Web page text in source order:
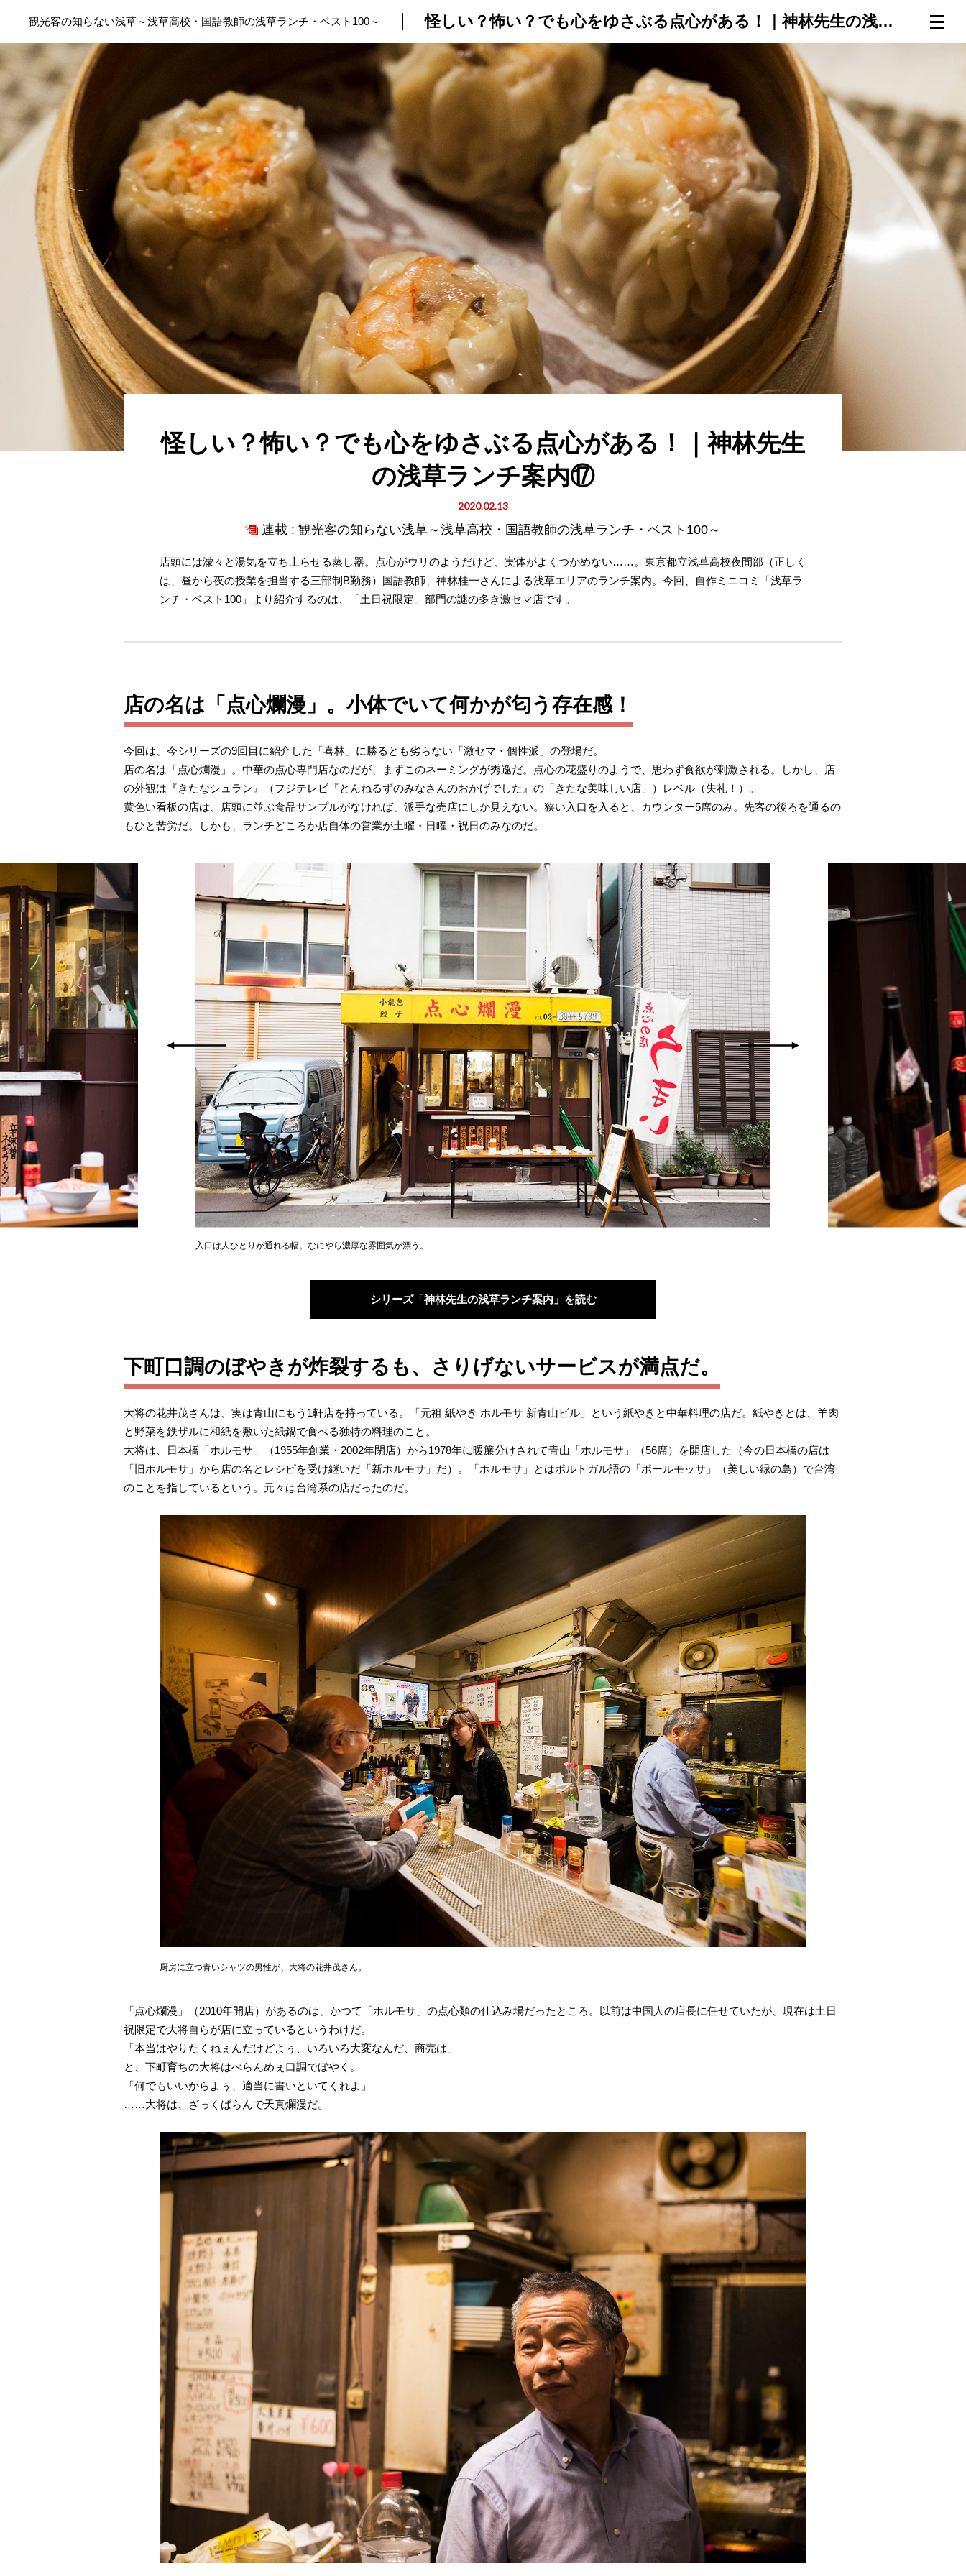
トップ プロが教えるレシピ 厳選！店探し 食のストーリー 連載一覧 倶楽部入会 （無料） ログイン
観光客の知らない浅草～浅草高校・国語教師の浅草ランチ・ベスト100～ 怪しい？怖い？でも心をゆさぶる点心がある！｜神林先生の浅草ランチ案内⑰
怪しい？怖い？でも心をゆさぶる点心がある！｜神林先生
の浅草ランチ案内⑰
2020.02.13
連載 : 観光客の知らない浅草～浅草高校・国語教師の浅草ランチ・ベスト100～
店頭には濛々と湯気を立ち上らせる蒸し器。点心がウリのようだけど、実体がよくつかめない……。東京都立浅草高校夜間部（正しく
は、昼から夜の授業を担当する三部制B勤務）国語教師、神林桂一さんによる浅草エリアのランチ案内。今回、自作ミニコミ「浅草ラ
ンチ・ベスト100」より紹介するのは、「土日祝限定」部門の謎の多き激セマ店です。
店の名は「点心爛漫」。小体でいて何かが匂う存在感！
今回は、今シリーズの9回目に紹介した「喜林」に勝るとも劣らない「激セマ・個性派」の登場だ。
店の名は「点心爛漫」。中華の点心専門店なのだが、まずこのネーミングが秀逸だ。点心の花盛りのようで、思わず食欲が刺激される。しかし、店
の外観は『きたなシュラン』（フジテレビ『とんねるずのみなさんのおかげでした』の「きたな美味しい店」）レベル（失礼！）。
黄色い看板の店は、店頭に並ぶ食品サンプルがなければ、派手な売店にしか見えない。狭い入口を入ると、カウンター5席のみ。先客の後ろを通るの
もひと苦労だ。しかも、ランチどころか店自体の営業が土曜・日曜・祝日のみなのだ。
入口は人ひとりが通れる幅。なにやら濃厚な雰囲気が漂う。
シリーズ「神林先生の浅草ランチ案内」を読む
下町口調のぼやきが炸裂するも、さりげないサービスが満点だ。
大将の花井茂さんは、実は青山にもう1軒店を持っている。「元祖 紙やき ホルモサ 新青山ビル」という紙やきと中華料理の店だ。紙やきとは、羊肉
と野菜を鉄ザルに和紙を敷いた紙鍋で食べる独特の料理のこと。
大将は、日本橋「ホルモサ」（1955年創業・2002年閉店）から1978年に暖簾分けされて青山「ホルモサ」（56席）を開店した（今の日本橋の店は
「旧ホルモサ」から店の名とレシピを受け継いだ「新ホルモサ」だ）。「ホルモサ」とはポルトガル語の「ポールモッサ」（美しい緑の島）で台湾
のことを指しているという。元々は台湾系の店だったのだ。
厨房に立つ青いシャツの男性が、大将の花井茂さん。
「点心爛漫」（2010年開店）があるのは、かつて「ホルモサ」の点心類の仕込み場だったところ。以前は中国人の店長に任せていたが、現在は土日
祝限定で大将自らが店に立っているというわけだ。
「本当はやりたくねぇんだけどよぅ、いろいろ大変なんだ、商売は」
と、下町育ちの大将はべらんめぇ口調でぼやく。
「何でもいいからよぅ、適当に書いといてくれよ」
……大将は、ざっくばらんで天真爛漫だ。